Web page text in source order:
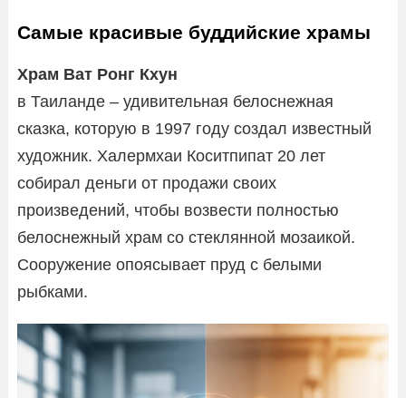
Самые красивые буддийские храмы
Храм Ват Ронг Кхун
в Таиланде – удивительная белоснежная
сказка, которую в 1997 году создал известный
художник. Халермхаи Коситпипат 20 лет
собирал деньги от продажи своих
произведений, чтобы возвести полностью
белоснежный храм со стеклянной мозаикой.
Сооружение опоясывает пруд с белыми
рыбками.